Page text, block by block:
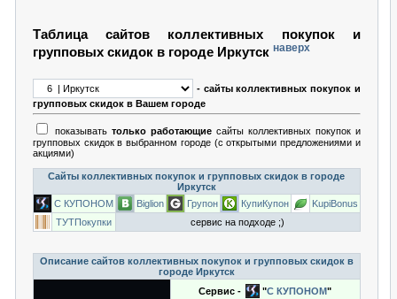
Таблица сайтов коллективных покупок и
групповых скидок в городе Иркутск наверх
- сайты коллективных покупок и
групповых скидок в Вашем городе
показывать только работающие сайты коллективных покупок и
групповых скидок в выбранном городе (с открытыми предложениями и
акциями)
Сайты коллективных покупок и групповых скидок в городе
Иркутск
С КУПОНОМ
Biglion Групон КупиКупон
KupiBonus
ТУТПокупки
сервис на подходе ;)
Описание сайтов коллективных покупок и групповых скидок в
городе Иркутск
Сервис - "С КУПОНОМ"